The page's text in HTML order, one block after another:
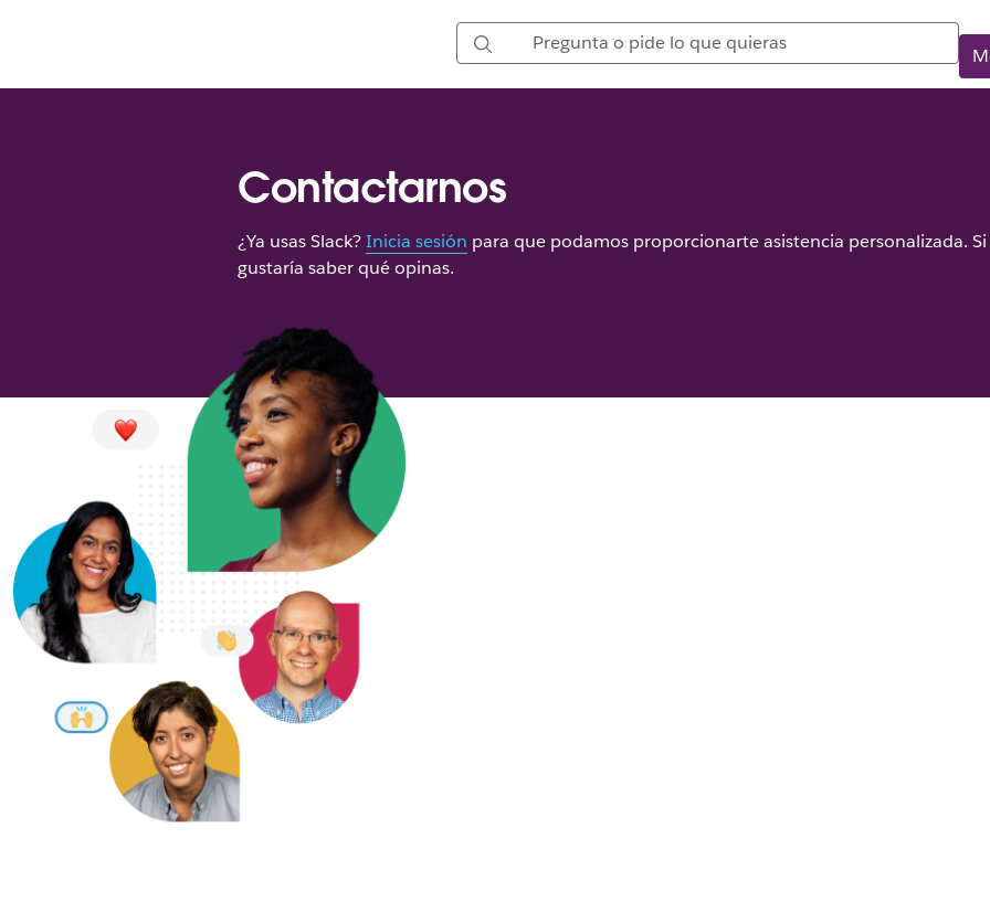
Contactarnos
¿Ya usas Slack?Inicia sesión para que podamos proporcionarte asistencia personalizada.
gustaría saber qué opinas.